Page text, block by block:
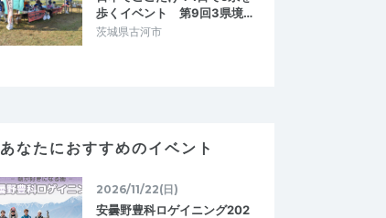
歩くイベント 第9回3県境…
茨城県古河市
あなたにおすすめのイベント
2026/11/22(日)
安曇野豊科ロゲイニング202